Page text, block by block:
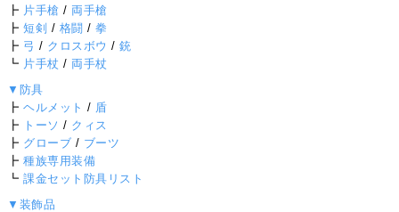
┣ 片手槍 / 両手槍
┣短剣 / 格闘 /拳
┣ 弓 / クロスボウ /銃
┗ 片手杖 / 両手杖
▼防具
┣ヘルメット / 盾
┣ トーソ / クィス
┣ グローブ / ブーツ
┣種族専用装備
┗課金セット防具リスト
▼装飾品